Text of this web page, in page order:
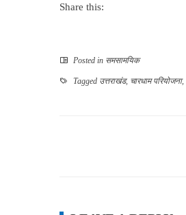
Share this:
Posted in समसामयिक
Tagged उत्तराखंड, चारधाम परियोजना,